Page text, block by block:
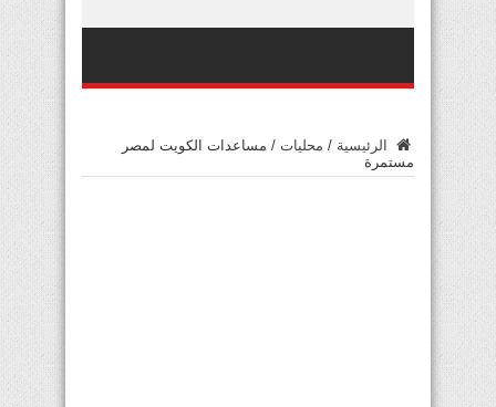
الرئيسية / محليات / مساعدات الكويت لمصر
مستمرة